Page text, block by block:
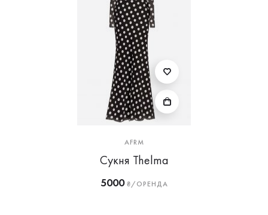
AFRM
Сукня Thelma
5000₴/ОРЕНДА